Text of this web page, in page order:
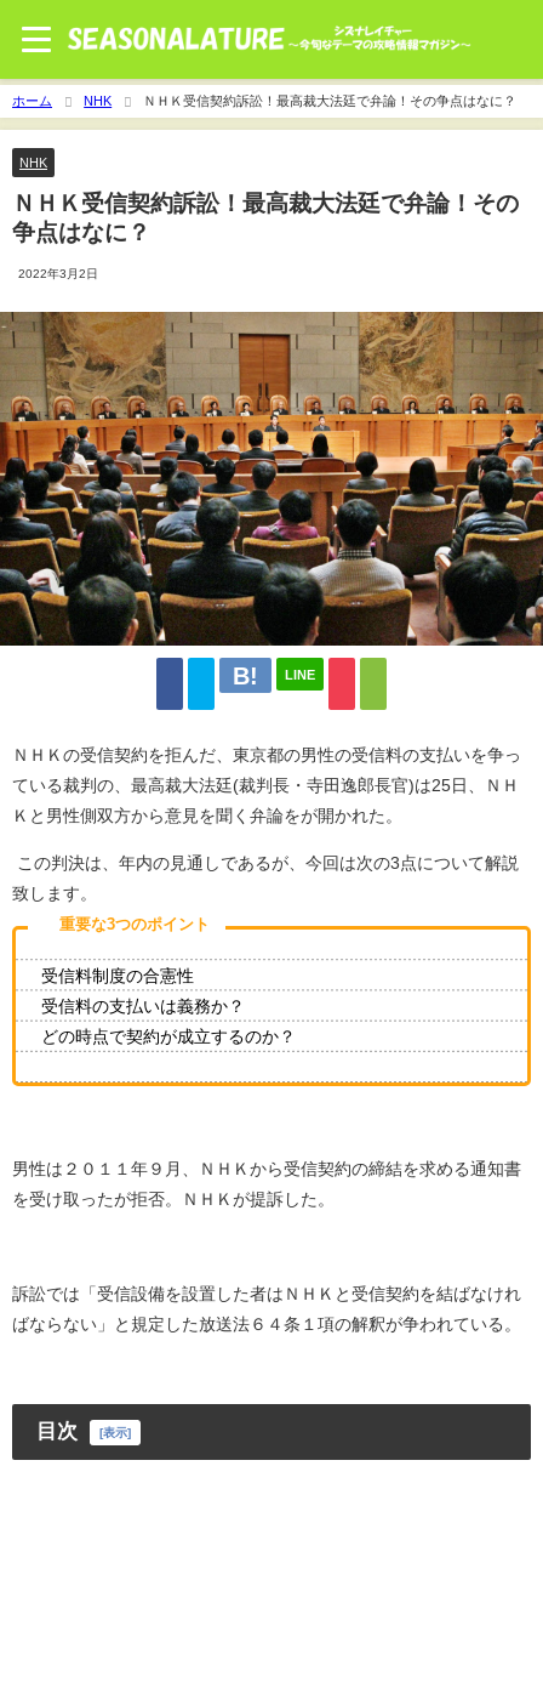
ホーム NHK ＮＨＫ受信契約訴訟！最高裁大法廷で弁論！その争点はなに？
NHK
ＮＨＫ受信契約訴訟！最高裁大法廷で弁論！その
争点はなに？
2022年3月2日
LINE
ＮＨＫの受信契約を拒んだ、東京都の男性の受信料の支払いを争っ
ている裁判の、最高裁大法廷(裁判長・寺田逸郎長官)は25日、ＮＨ
Ｋと男性側双方から意見を聞く弁論をが開かれた。
この判決は、年内の見通しであるが、今回は次の3点について解説
致します。
重要な3つのポイント
受信料制度の合憲性
受信料の支払いは義務か？
どの時点で契約が成立するのか？
男性は２０１１年９月、ＮＨＫから受信契約の締結を求める通知書
を受け取ったが拒否。ＮＨＫが提訴した。
訴訟では「受信設備を設置した者はＮＨＫと受信契約を結ばなけれ
ばならない」と規定した放送法６４条１項の解釈が争われている。
目次 [表示]